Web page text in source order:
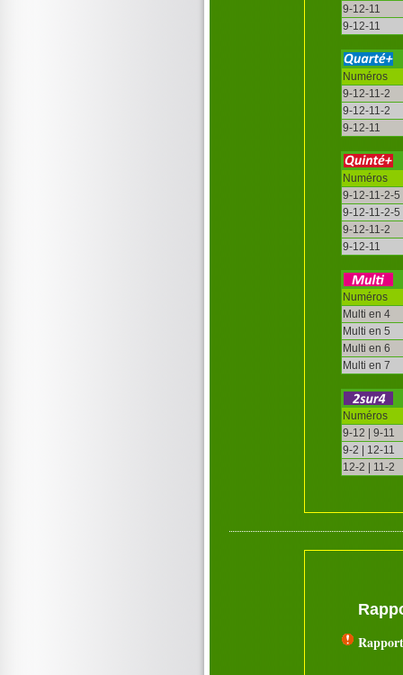
9-12-11
9-12-11
Numéros
9-12-11-2
9-12-11-2
9-12-11
Numéros
9-12-11-2-5
9-12-11-2-5
9-12-11-2
9-12-11
Numéros
Multi en 4
Multi en 5
Multi en 6
Multi en 7
Numéros
9-12 | 9-11
9-2 | 12-11
12-2 | 11-2